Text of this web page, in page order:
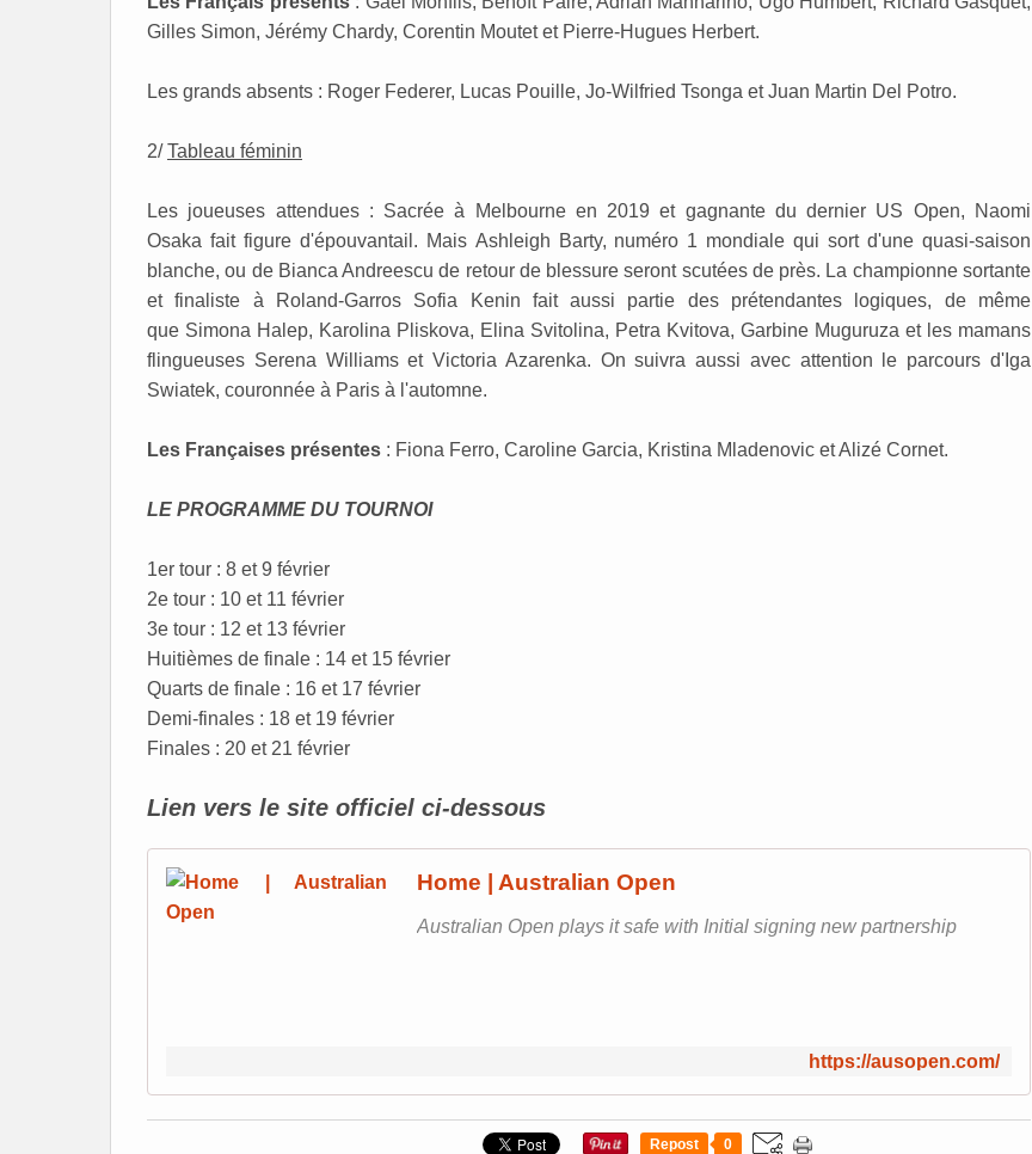
Gilles Simon, Jérémy Chardy, Corentin Moutet et Pierre-Hugues Herbert.
Les grands absents : Roger Federer, Lucas Pouille, Jo-Wilfried Tsonga et Juan Martin Del Potro.
2/Tableau féminin
Les joueuses attendues : Sacrée à Melbourne en 2019 et gagnante du dernier US Open, Naomi
Osaka fait figure d'épouvantail. Mais Ashleigh Barty, numéro 1 mondiale qui sort d'une quasi-saison
blanche, ou de Bianca Andreescu de retour de blessure seront scutées de près. La championne sortante
et finaliste à Roland-Garros Sofia Kenin fait aussi partie des prétendantes logiques, de même
que Simona Halep, Karolina Pliskova, Elina Svitolina, Petra Kvitova, Garbine Muguruza et les mamans
flingueuses Serena Williams et Victoria Azarenka. On suivra aussi avec attention le parcours d'Iga
Swiatek, couronnée à Paris à l'automne.
Les Françaises présentes : Fiona Ferro, Caroline Garcia, Kristina Mladenovic et Alizé Cornet.
LE PROGRAMME DU TOURNOI
1er tour : 8 et 9 février
2e tour : 10 et 11 février
3e tour : 12 et 13 février
Huitièmes de finale : 14 et 15 février
Quarts de finale : 16 et 17 février
Demi-finales : 18 et 19 février
Finales : 20 et 21 février
Lien vers le site officiel ci-dessous
Home | Australian Open
Australian Open plays it safe with Initial signing new partnership
https://ausopen.com/
Repost 0